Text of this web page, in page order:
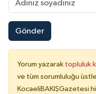
Gönder
Yorum yazarak topluluk
ve tüm sorumluluğu
KocaeliBAKIŞGazetesi